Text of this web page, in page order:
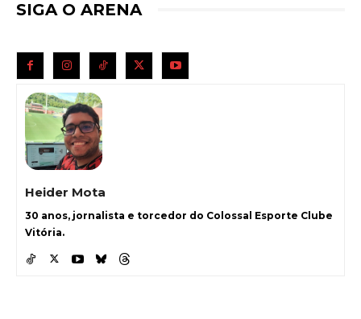
SIGA O ARENA
Heider Mota
30 anos, jornalista e torcedor do Colossal Esporte Clube
Vitória.